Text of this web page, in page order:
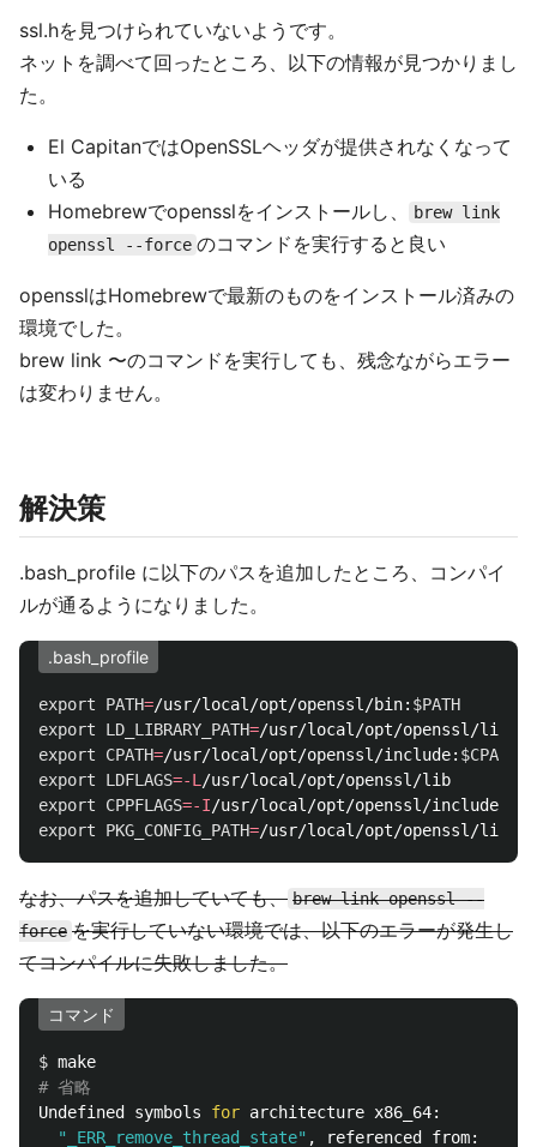
ssl.hを見つけられていないようです。
ネットを調べて回ったところ、以下の情報が見つかりまし
た。
El CapitanではOpenSSLヘッダが提供されなくなって
いる
Homebrewでopensslをインストールし、
brew link
openssl --force のコマンドを実行すると良い
opensslはHomebrewで最新のものをインストール済みの
環境でした。
brew link 〜のコマンドを実行しても、残念ながらエラー
は変わりません。
解決策
.bash_profile に以下のパスを追加したところ、コンパイ
ルが通るようになりました。
.bash_profile
export PATH=/usr/local/opt/openssl/bin: $PATH
export LD_LIBRARY_PATH=/usr/local/opt/openssl/lib:
export CPATH=/usr/local/opt/openssl/include: $CPATH
export LDFLAGS=-L
export CPPFLAGS=-I
export PKG_CONFIG_PATH=/usr/local/opt/openssl/lib/
なお、パスを追加していても、 brew link openssl --
force を実行していない環境では、以下のエラーが発生し
てコンパイルに失敗しました。
コマンド
$
# 省略
Undefined symbols for architecture x86_64:
"_ERR_remove_thread_state" , referenced from: